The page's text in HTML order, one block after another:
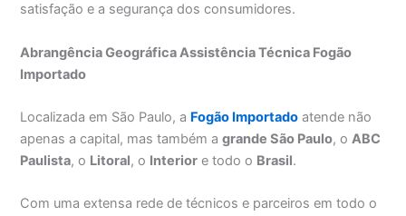
satisfação e a segurança dos consumidores.
Abrangência Geográfica Assistência Técnica Fogão
Importado
Localizada em São Paulo, a Fogão Importado atende não
apenas a capital, mas também agrande São Paulo, oABC
Paulista, o Litoral, o Interior e todo o Brasil.
Com uma extensa rede de técnicos e parceiros em todo o